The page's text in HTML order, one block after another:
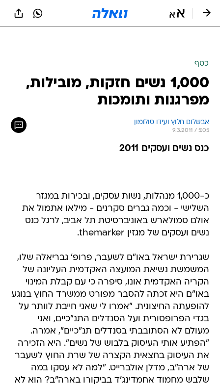
כסף
1,000 נשים חזקות, מובילות,
מפרגנות ותומכות
אבשלום חלוץ ועידו סולומון
9.3.2011 / 5:05
כנס נשים ועסקים 2011
כ-1,000 מנהלות, נשות עסקים, ובכירות במגזר
השלישי - וכמה גברים סקרנים - מילאו אתמול את
אולם סמולארש באוניברסיטת תל אביב, לרגל כנס
נשים ועסקים של מגזין themarker.
שגרירת ישראל באו"ם לשעבר, פרופ' גבריאלה שלו,
המשמשת נשיאת המועצה האקדמית העליונה של
הקריה האקדמית אונו, סיפרה כי עם קבלת המינוי
באו"ם היא זכתה להסבר מפורט ממשרד החוץ בנוגע
להופעתה החיצונית. "אמרו לי שאני חייבת לוותר על
בגדי הפרופסורית ועל הסנדלים התנ"כיים, ואני
מעולם לא הסתובבתי בסנדלים תנ"כיים", אמרה.
"הפתיע אותי העיסוק בלבוש של נשים". היא הזכירה
את העיסוק בחצאית הקצרה של שרת החוץ לשעבר
של ארה"ב, מדלן אולברייט. "למה לא עסקו במה
שלבש מחמוד אחמדינג'ד בביקורו בארה"ב? הוא לא